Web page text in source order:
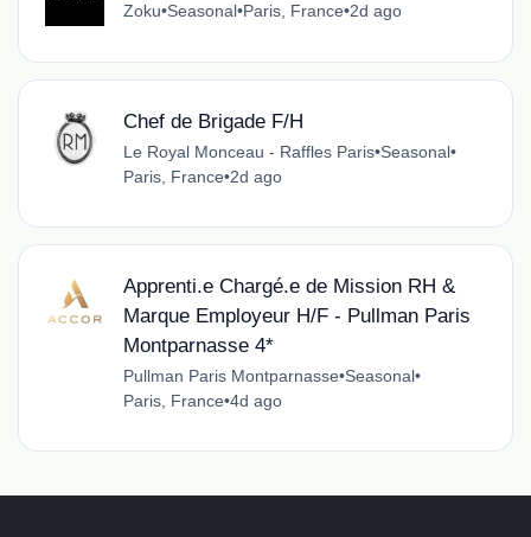
Zoku•Seasonal•Paris, France•2d ago
Chef de Brigade F/H
Le Royal Monceau - Raffles Paris•Seasonal•
Paris, France•2d ago
Apprenti.e Chargé.e de Mission RH &
Marque Employeur H/F - Pullman Paris
Montparnasse 4*
Pullman Paris Montparnasse•Seasonal•
Paris, France•4d ago